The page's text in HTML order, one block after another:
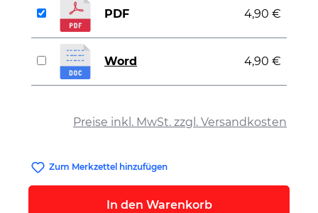
Preise inkl. MwSt. zzgl. Versandkosten
PDF 4,90 €
Word 4,90 €
Zum Merkzettel hinzufügen
In den Warenkorb